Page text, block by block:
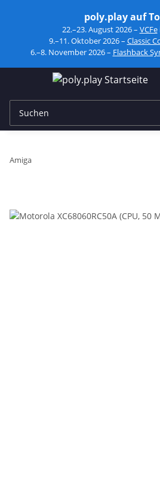
poly.play auf
22.–23. August 2026 – VCFe
9.–11. Oktober 2026 – Classic
6.–8. November 2026 – Flashback
Amiga